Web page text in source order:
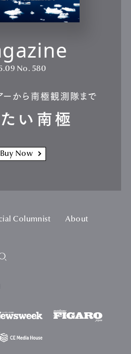
No. 580
ーから南極観測隊まで
い南極
Buy Now
Columnist
About